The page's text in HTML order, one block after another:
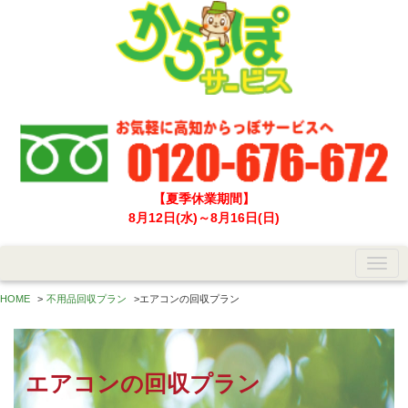
【夏季休業期間】
8月12日(水)～8月16日(日)
HOME > 不用品回収プラン >エアコンの回収プラン
エアコンの回収プラン